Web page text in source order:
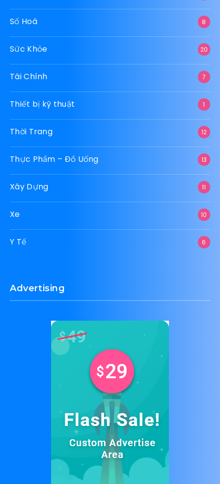
Số Hoá 8
Sức Khỏe 20
Tài Chính 7
Thiết bị kỹ thuật 1
Thời Trang 12
Thực Phẩm – Đồ Uống 13
Xây Dựng 11
Xe 10
Y Tế 6
Advertising